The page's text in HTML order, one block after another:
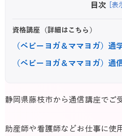
目次 [表
資格講座（詳細はこちら）
（ベビーヨガ＆ママヨガ）通
（ベビーヨガ＆ママヨガ）通
静岡県藤枝市から通信講座でご
助産師や看護師などお仕事に使